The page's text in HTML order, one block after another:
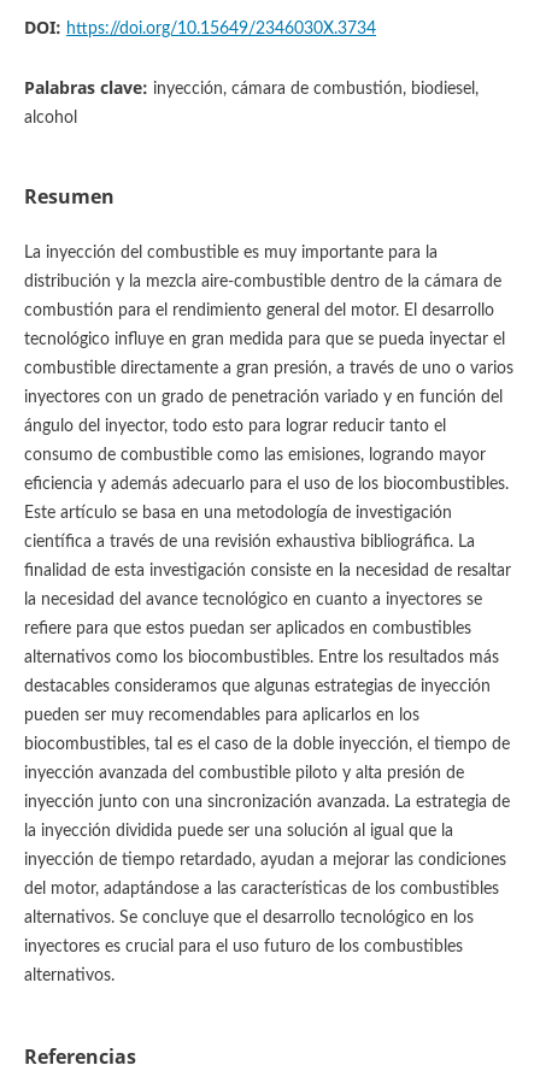
DOI: https://doi.org/10.15649/2346030X.3734
Palabras clave: inyección, cámara de combustión, biodiesel,
alcohol
Resumen
La inyección del combustible es muy importante para la
distribución y la mezcla aire-combustible dentro de la cámara de
combustión para el rendimiento general del motor. El desarrollo
tecnológico influye en gran medida para que se pueda inyectar el
combustible directamente a gran presión, a través de uno o varios
inyectores con un grado de penetración variado y en función del
ángulo del inyector, todo esto para lograr reducir tanto el
consumo de combustible como las emisiones, logrando mayor
eficiencia y además adecuarlo para el uso de los biocombustibles.
Este artículo se basa en una metodología de investigación
científica a través de una revisión exhaustiva bibliográfica. La
finalidad de esta investigación consiste en la necesidad de resaltar
la necesidad del avance tecnológico en cuanto a inyectores se
refiere para que estos puedan ser aplicados en combustibles
alternativos como los biocombustibles. Entre los resultados más
destacables consideramos que algunas estrategias de inyección
pueden ser muy recomendables para aplicarlos en los
biocombustibles, tal es el caso de la doble inyección, el tiempo de
inyección avanzada del combustible piloto y alta presión de
inyección junto con una sincronización avanzada. La estrategia de
la inyección dividida puede ser una solución al igual que la
inyección de tiempo retardado, ayudan a mejorar las condiciones
del motor, adaptándose a las características de los combustibles
alternativos. Se concluye que el desarrollo tecnológico en los
inyectores es crucial para el uso futuro de los combustibles
alternativos.
Referencias